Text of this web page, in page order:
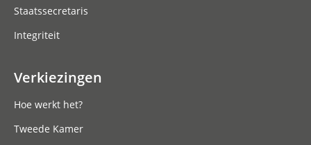
Staatssecretaris
Integriteit
Verkiezingen
Hoe werkt het?
Tweede Kamer